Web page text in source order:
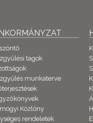
tagok
munkaterve
Közlöny
rendeletek